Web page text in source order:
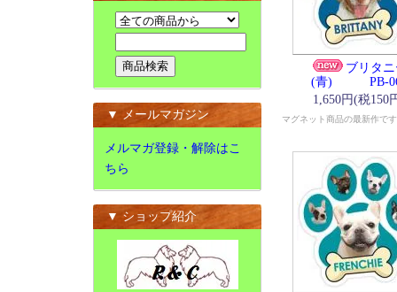
▼ メールマガジン
メルマガ登録・解除はこ
ちら
▼ ショップ紹介
ブリタ
(青) PB-
1,650円(税150
マグネット商品の最新作です